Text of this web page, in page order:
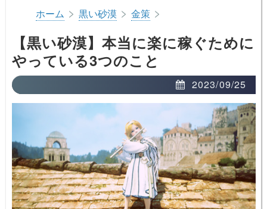
ホーム > 黒い砂漠 > 金策 >
【黒い砂漠】本当に楽に稼ぐために
やっている3つのこと
2023/09/25